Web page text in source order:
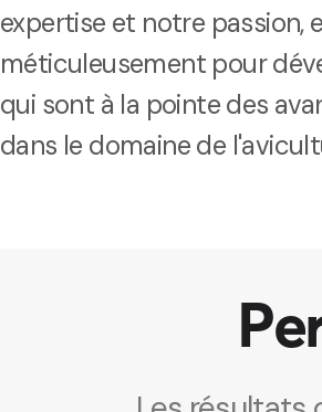
expertise et notre passion,
méticuleusement pour
qui sont à la pointe des
dans le domaine de